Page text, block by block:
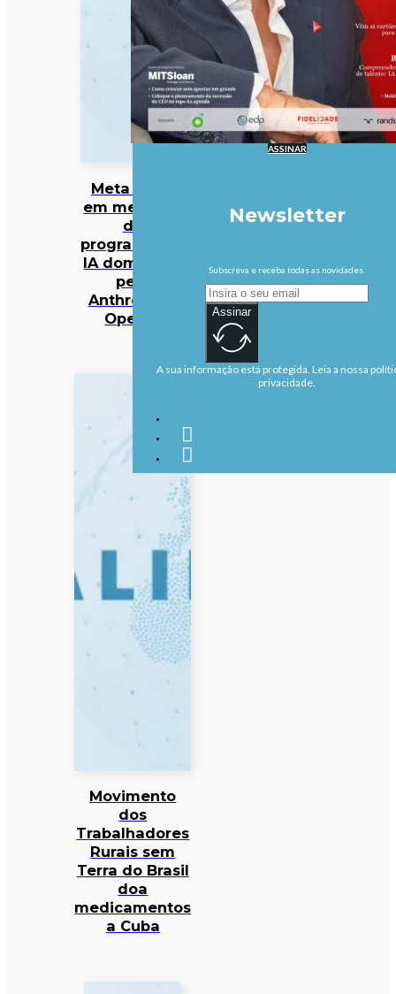
Meta entra
em mercado
da
programação
IA dominado
pela
Anthropic e
OpenAI
Movimento
dos
Trabalhadores
Rurais sem
Terra do Brasil
doa
medicamentos
a Cuba
ASSINAR
Newsletter
Subscreva e receba todas as novidades.
Assinar
A sua informação está protegida. Leia a nossa
privacidade.